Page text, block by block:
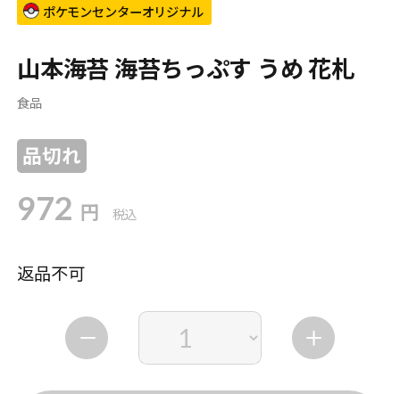
ポケモンセンターオリジナル
山本海苔 海苔ちっぷす うめ 花札
食品
品切れ
972 円 税込
返品不可